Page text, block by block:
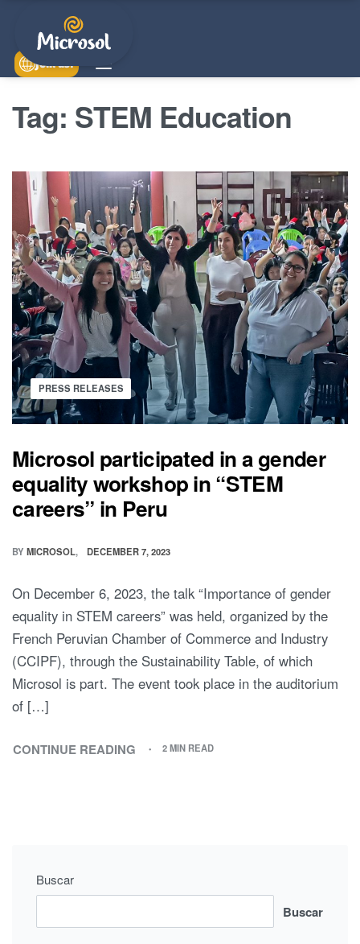
Join us!
Tag: STEM Education
PRESS RELEASES
Microsol participated in a gender
equality workshop in “STEM
careers” in Peru
BY MICROSOL DECEMBER 7, 2023
On December 6, 2023, the talk “Importance of gender
equality in STEM careers” was held, organized by the
French Peruvian Chamber of Commerce and Industry
(CCIPF), through the Sustainability Table, of which
Microsol is part. The event took place in the auditorium
of […]
CONTINUE READING 2 MIN READ
Buscar
Buscar